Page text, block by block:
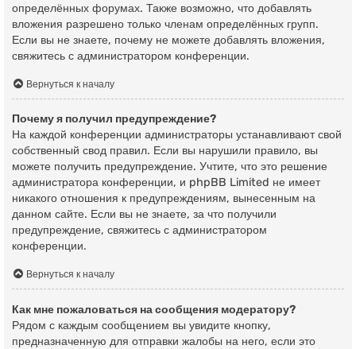
определённых форумах. Также возможно, что добавлять
вложения разрешено только членам определённых групп.
Если вы не знаете, почему не можете добавлять вложения,
свяжитесь с администратором конференции.
Вернуться к началу
Почему я получил предупреждение?
На каждой конференции администраторы устанавливают свой
собственный свод правил. Если вы нарушили правило, вы
можете получить предупреждение. Учтите, что это решение
администратора конференции, и phpBB Limited не имеет
никакого отношения к предупреждениям, вынесенным на
данном сайте. Если вы не знаете, за что получили
предупреждение, свяжитесь с администратором
конференции.
Вернуться к началу
Как мне пожаловаться на сообщения модератору?
Рядом с каждым сообщением вы увидите кнопку,
предназначенную для отправки жалобы на него, если это